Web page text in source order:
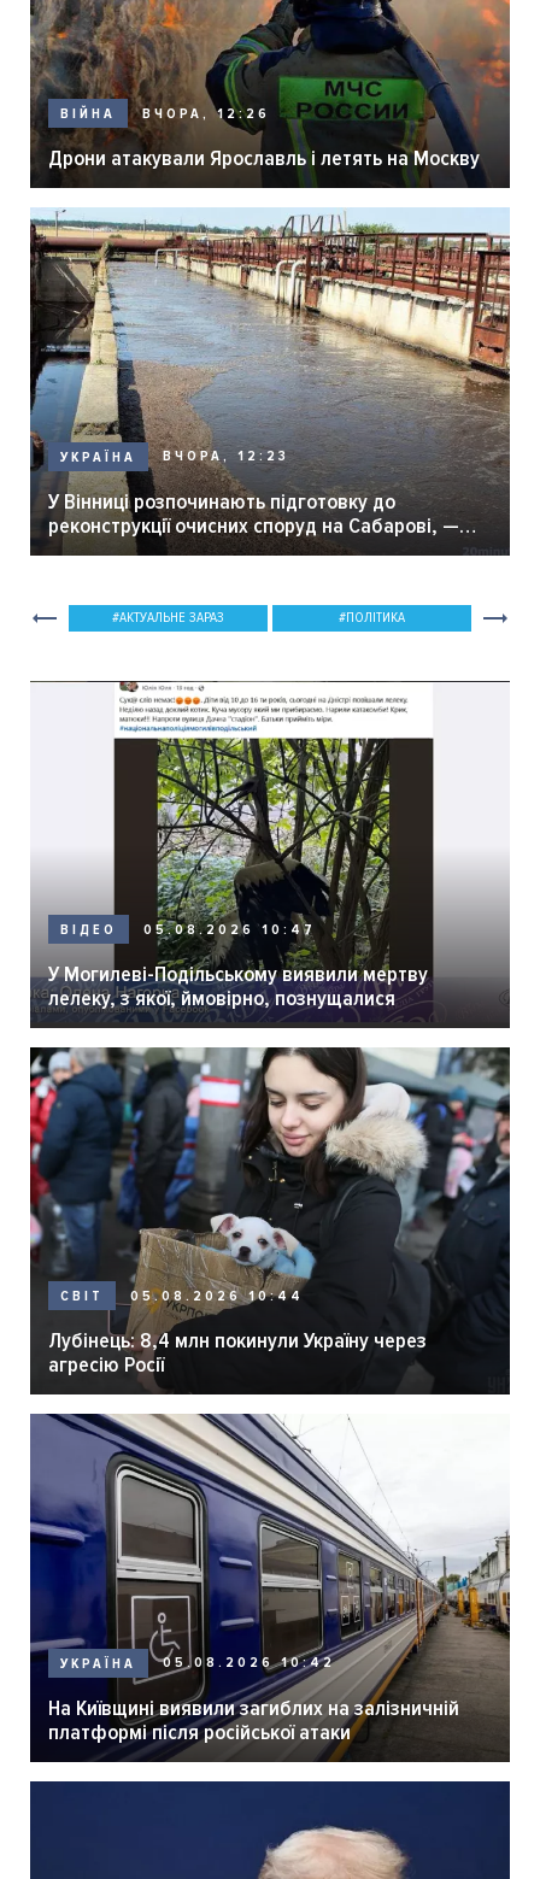
ВІЙНА ВЧОРА, 12:26
Дрони атакували Ярославль і летять на Москву
УКРАЇНА ВЧОРА, 12:23
У Вінниці розпочинають підготовку до
реконструкції очисних споруд на Сабарові, —
мер Вінниці.
АКТУАЛЬНЕ ЗАРАЗ ПОЛІТИКА
ВІДЕО 05.08.2026 10:47
У Могилеві-Подільському виявили мертву
лелеку, з якої, ймовірно, познущалися
СВІТ 05.08.2026 10:44
Лубінець: 8,4 млн покинули Україну через
агресію Росії
УКРАЇНА 05.08.2026 10:42
На Київщині виявили загиблих на залізничній
платформі після російської атаки